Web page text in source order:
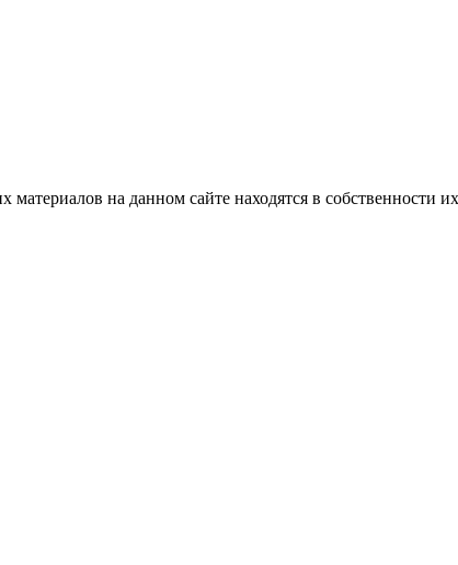
материалов на данном сайте находятся в собственности